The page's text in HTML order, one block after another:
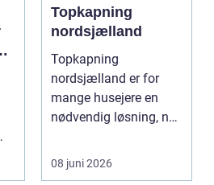
Topkapning
nordsjælland
Topkapning
nordsjælland er for
mange husejere en
nødvendig løsning, når
mørke, ut...
08 juni 2026